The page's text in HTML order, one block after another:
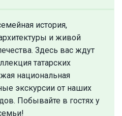
история,
и живой
Здесь вас ждут
татарских
национальная
экскурсии от наших
Побывайте в гостях у